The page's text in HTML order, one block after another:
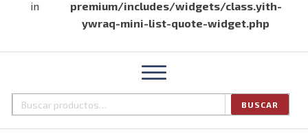
in
premium/includes/widgets/class.yith-
ywraq-mini-list-quote-widget.php
Buscar
BUSCAR